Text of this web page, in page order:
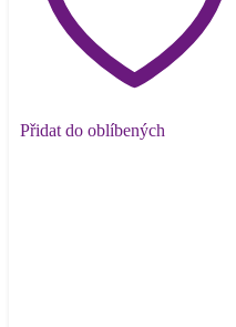
Přidat do oblíbených